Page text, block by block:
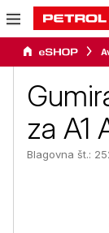
za A1
Blagovna št.: